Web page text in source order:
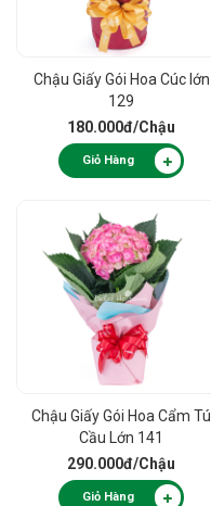
Chậu Giấy Gói Hoa Cúc lớn
129
180.000đ/Chậu
Giỏ Hàng
Chậu Giấy Gói Hoa Cẩm Tú
Cầu Lớn 141
290.000đ/Chậu
Giỏ Hàng